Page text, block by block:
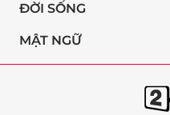
ĐỜI SỐNG
MẬT NGỮ